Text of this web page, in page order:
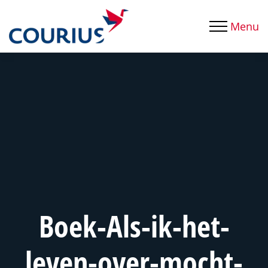
Menu
Boek-Als-ik-het-